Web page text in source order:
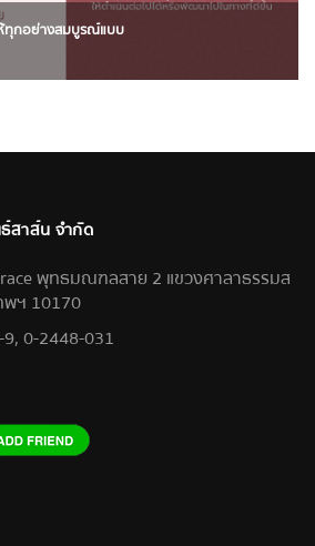
ทุกอย่างสมบูรณ์แบบ
สาส์น จำกัด
พุทธมณฑลสาย 2 แขวงศาลาธรรมส
ฯ 10170
0-2448-031